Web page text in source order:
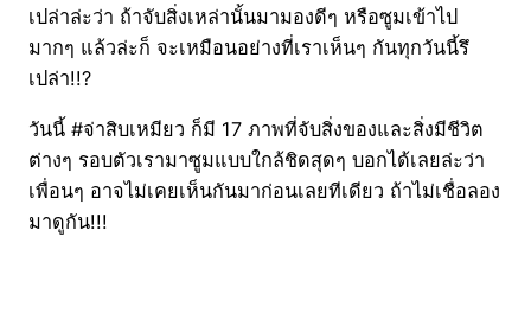
เปล่าล่ะว่า ถ้าจับสิ่งเหล่านั้นมามองดีๆ หรือซูมเข้าไป
มากๆ แล้วล่ะก็ จะเหมือนอย่างที่เราเห็นๆ กันทุกวันนี้รึ
เปล่า!!?
วันนี้ #จ่าสิบเหมียว ก็มี 17 ภาพที่จับสิ่งของและสิ่งมีชีวิต
ต่างๆ รอบตัวเรามาซูมแบบใกล้ชิดสุดๆ บอกได้เลยล่ะว่า
เพื่อนๆ อาจไม่เคยเห็นกันมาก่อนเลยทีเดียว ถ้าไม่เชื่อลอง
มาดูกัน!!!